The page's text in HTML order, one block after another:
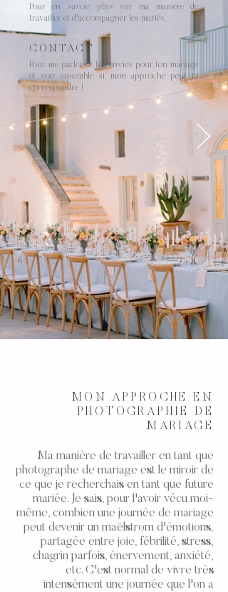
Pour en savoir plus sur ma manière de
travailler et d'accompagner les mariés.
CONTACT
Pour me parler de tes envies pour ton mariage
et voir ensemble si mon approche peut te
correspondre !
MON APPROCHE EN
PHOTOGRAPHIE DE
MARIAGE
Ma manière de travailler en tant que
photographe de mariage est le miroir de
ce que je recherchais en tant que future
mariée. Je sais, pour l'avoir vécu moi-
même, combien une journée de mariage
peut devenir un maëlstrom d'émotions,
partagée entre joie, fébrilité, stress,
chagrin parfois, énervement, anxiété,
etc. C'est normal de vivre très
intensément une journée que l'on a